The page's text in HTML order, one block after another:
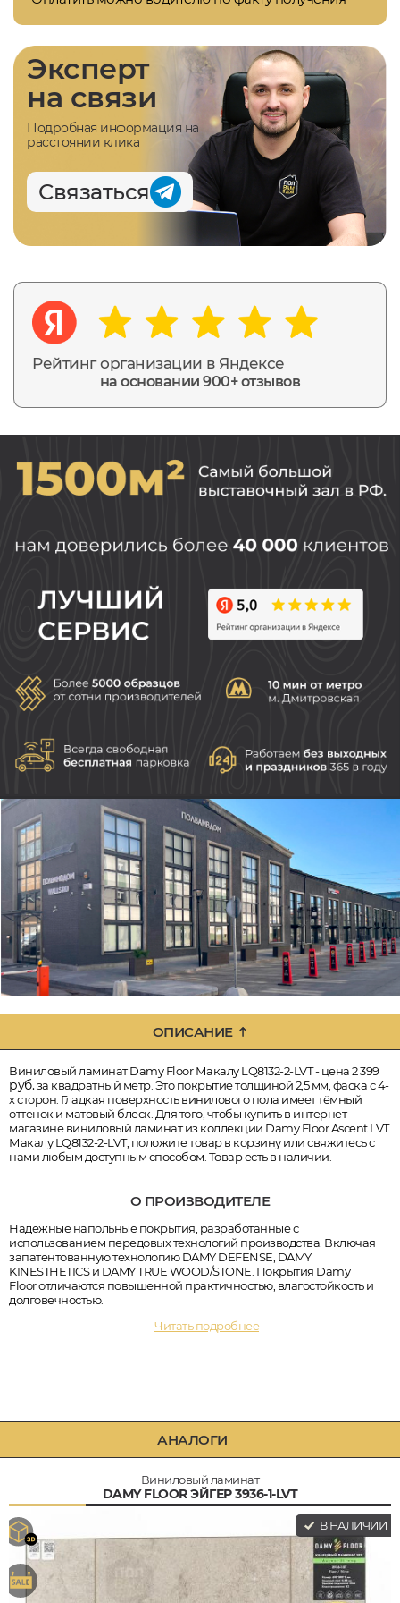
Рейтинг организации в Яндексе
на основании 900+ отзывов
Эксперт
на связи
Подробная информация на
расстоянии клика
Связаться
ОПИСАНИЕ
Виниловый ламинат Damy Floor Макалу LQ8132-2-LVT - цена 2 399
руб.за квадратный метр. Это покрытие толщиной 2,5 мм, фаска с 4-
х сторон. Гладкая поверхность винилового пола имеет тёмный
оттенок и матовый блеск. Для того, чтобы купить в интернет-
магазине виниловый ламинат из коллекции Damy Floor Ascent LVT
Макалу LQ8132-2-LVT, положите товар в корзину или свяжитесь с
нами любым доступным способом. Товар есть в наличии.
О ПРОИЗВОДИТЕЛЕ
Надежные напольные покрытия, разработанные с
использованием передовых технологий производства. Включая
запатентованную технологию DAMY DEFENSE, DAMY
KINESTHETICS и DAMY TRUE WOOD/STONE. Покрытия Damy
Floor отличаются повышенной практичностью, влагостойкость и
долговечностью.
Читать подробнее
АНАЛОГИ
Виниловый ламинат
DAMY FLOOR ЭЙГЕР 3936-1-LVT
В НАЛИЧИИ